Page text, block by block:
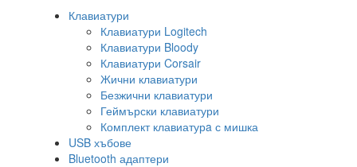
Клавиатури
Клавиатури Logitech
Клавиатури Bloody
Клавиатури Corsair
Жични клавиатури
Безжични клавиатури
Геймърски клавиатури
Комплект клавиатурa с мишка
USB хъбове
Bluetooth адаптери